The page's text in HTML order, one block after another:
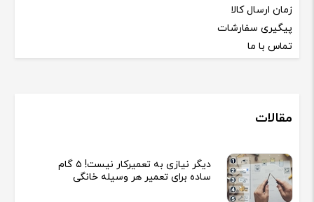
زمان ارسال کالا
پیگیری سفارشات
تماس با ما
مقالات
دیگر نیازی به تعمیرکار نیست! ۵ گام
ساده برای تعمیر هر وسیله خانگی